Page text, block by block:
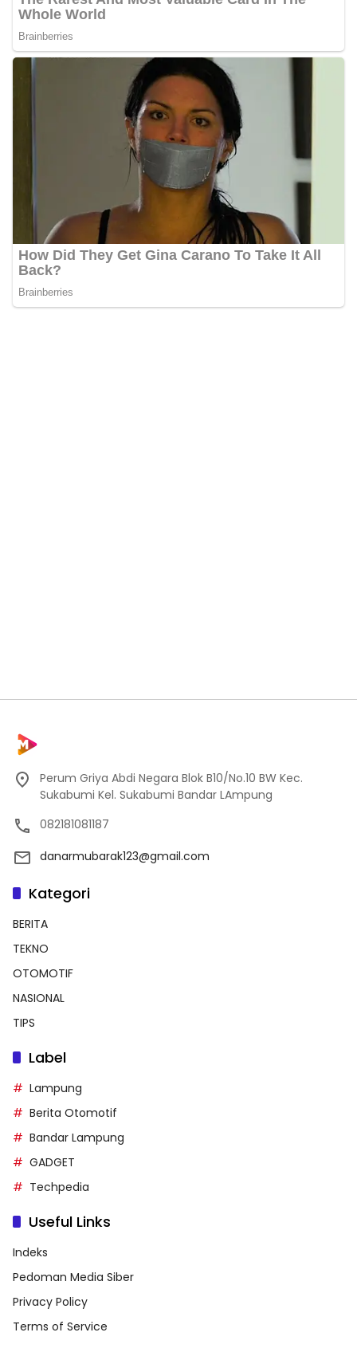
Perum Griya Abdi Negara Blok B10/No.10 BW Kec.
Sukabumi Kel. Sukabumi Bandar LAmpung
082181081187
danarmubarak123@gmail.com
Kategori
BERITA
TEKNO
OTOMOTIF
NASIONAL
TIPS
Label
Lampung
Berita Otomotif
Bandar Lampung
GADGET
Techpedia
Useful Links
Indeks
Pedoman Media Siber
Privacy Policy
Terms of Service